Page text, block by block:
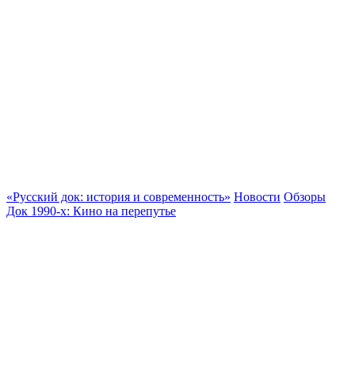
«Русский док: история и современность» Новости Обзоры
Док 1990-х: Кино на перепутье